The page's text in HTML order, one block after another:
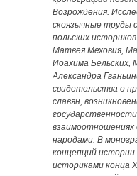
Возрождения.
скоязычные труды
польских
Матвея Меховия,
Иоахима Бельских,
Александра
свидетельства о
славян,
взаимоотношениях
народами. В
концепций истории
историками конца